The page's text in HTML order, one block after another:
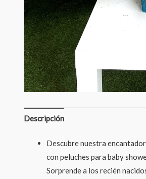
Descripción
Descubre nuestra
con peluches para baby
Sorprende a los recién